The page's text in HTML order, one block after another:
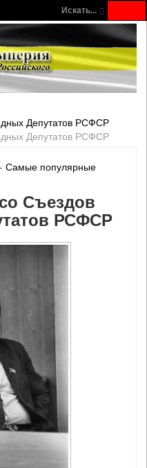
Искать...
Депутатов РСФСР
Депутатов РСФСР
- Самые популярные
Съездов
РСФСР